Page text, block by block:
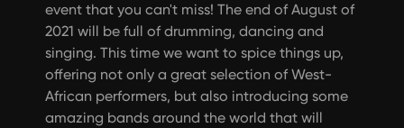
event that you can't miss! The end of August of
2021 will be full of drumming, dancing and
singing. This time we want to spice things up,
offering not only a great selection of West-
African performers, but also introducing some
amazing bands around the world that will